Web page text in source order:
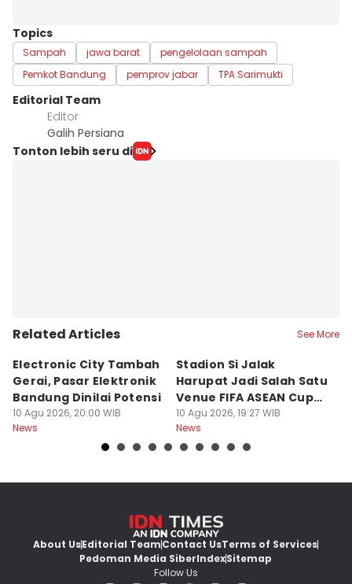
Topics
Sampah jawa barat
pengelolaan sampah
Pemkot Bandung
pemprov jabar TPA Sarimukti
Editorial Team
Editor
Galih Persiana
Tonton lebih seru di
Related Articles See More
Electronic City Tambah
Gerai, Pasar Elektronik
Bandung Dinilai Potensi
10 Agu 2026, 20:00 WIB
News
Stadion Si Jalak
Harupat Jadi Salah Satu
Venue FIFA ASEAN Cup
2026
10 Agu 2026, 19:27 WIB
News
About UsEditorial TeamContact UsTerms of Services
Pedoman Media SiberIndexSitemap
Follow Us